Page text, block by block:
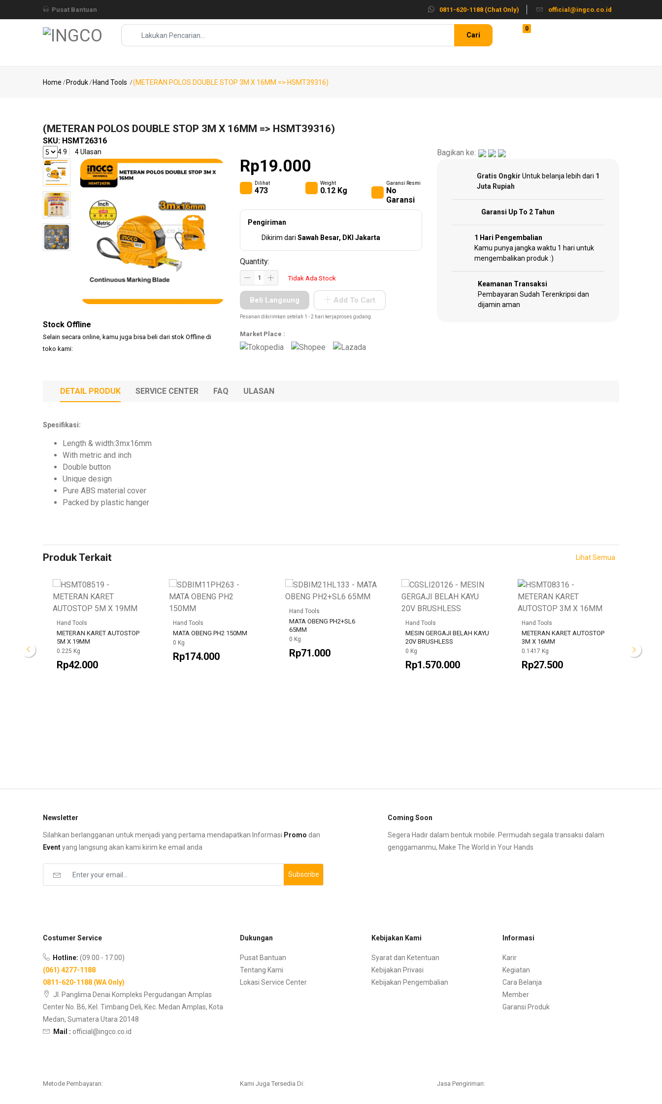
Pusat Bantuan 0811-620-1188 (Chat Only) official@ingco.co.id
Cari
0
KOMPRESOR
Home Produk Hand Tools (METERAN POLOS DOUBLE STOP 3M X 16MM => HSMT39316)
(METERAN POLOS DOUBLE STOP 3M X 16MM => HSMT39316)
SKU: HSMT26316
4.9 4 Ulasan Bagikan ke:
Stock Offline
Selain secara online, kamu juga bisa beli dari stok Offline di
toko kami:
Rp19.000
Dilihat
473
Weight
0.12 Kg
Garansi Resmi
No
Garansi
Pengiriman
Dikirim dari Sawah Besar, DKI Jakarta
Quantity:
Tidak Ada Stock
Beli Langsung Add To Cart
Pesanan dikirimkan setelah 1 - 2 hari kerjaproses gudang
Market Place :
Gratis OngkirUntuk belanja lebih dari 1
Juta Rupiah
Garansi Up To 2 Tahun
1 Hari Pengembalian
Kamu punya jangka waktu 1 hari untuk
mengembalikan produk :)
Keamanan Transaksi
Pembayaran Sudah Terenkripsi dan
dijamin aman
DETAIL PRODUK SERVICE CENTER FAQ ULASAN
Spesifikasi:
Length & width:3mx16mm
With metric and inch
Double button
Unique design
Pure ABS material cover
Packed by plastic hanger
Produk Terkait Lihat Semua
Hand Tools
METERAN KARET AUTOSTOP
5M X 19MM
0.225 Kg
Rp42.000
Hand Tools
MATA OBENG PH2 150MM
0 Kg
Rp174.000
Hand Tools
MATA OBENG PH2+SL6
65MM
0 Kg
Rp71.000
Hand Tools
MESIN GERGAJI BELAH KAYU
20V BRUSHLESS
0 Kg
Rp1.570.000
Hand Tools
METERAN KARET AUTOSTOP
3M X 16MM
0.1417 Kg
Rp27.500
0.225 Kg
Newsletter
Silahkan berlangganan untuk menjadi yang pertama mendapatkan Informasi Promo dan
Eventyang langsung akan kami kirim ke email anda
Subscribe
Coming Soon
Segera Hadir dalam bentuk mobile. Permudah segala transaksi dalam
genggamanmu, Make The World in Your Hands
Costumer Service
Hotline: (09.00 - 17.00)
(061) 4277-1188
0811-620-1188 (WA Only)
Jl. Panglima Denai Kompleks Pergudangan Amplas
Center No. B6, Kel. Timbang Deli, Kec. Medan Amplas, Kota
Medan, Sumatera Utara 20148
Mail : official@ingco.co.id
Dukungan
Pusat Bantuan
Tentang Kami
Lokasi Service Center
Kebijakan Kami
Syarat dan Ketentuan
Kebijakan Privasi
Kebijakan Pengembalian
Informasi
Karir
Kegiatan
Cara Belanja
Member
Garansi Produk
Metode Pembayaran: Kami Juga Tersedia Di: Jasa Pengiriman: